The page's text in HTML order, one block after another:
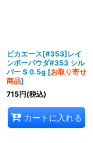
ピカエース[#353]レイ
ンボーパウダ#353 シル
バー S 0.5g [お取り寄せ
商品]
715円(税込)
カートに入れる